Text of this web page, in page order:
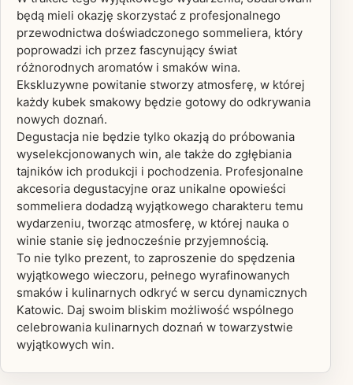
będą mieli okazję skorzystać z profesjonalnego
przewodnictwa doświadczonego sommeliera, który
poprowadzi ich przez fascynujący świat
różnorodnych aromatów i smaków wina.
Ekskluzywne powitanie stworzy atmosferę, w której
każdy kubek smakowy będzie gotowy do odkrywania
nowych doznań.
Degustacja nie będzie tylko okazją do próbowania
wyselekcjonowanych win, ale także do zgłębiania
tajników ich produkcji i pochodzenia. Profesjonalne
akcesoria degustacyjne oraz unikalne opowieści
sommeliera dodadzą wyjątkowego charakteru temu
wydarzeniu, tworząc atmosferę, w której nauka o
winie stanie się jednocześnie przyjemnością.
To nie tylko prezent, to zaproszenie do spędzenia
wyjątkowego wieczoru, pełnego wyrafinowanych
smaków i kulinarnych odkryć w sercu dynamicznych
Katowic. Daj swoim bliskim możliwość wspólnego
celebrowania kulinarnych doznań w towarzystwie
wyjątkowych win.